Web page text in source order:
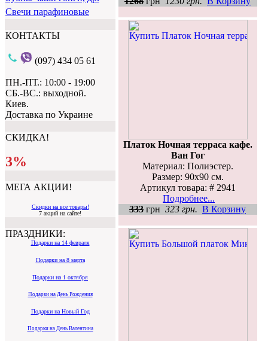
Свечи парафиновые
КОНТАКТЫ
(097) 434 05 61
ПН.-ПТ.: 10:00 - 19:00
СБ.-ВС.: выходной.
Киев.
Доставка по Украине
СКИДКА!
3%
МЕГА АКЦИИ!
Скидки на все товары!
7 акций на сайте!
ПРАЗДНИКИ:
Подарки на 14 февраля
Подарки на 8 марта
Подарки на 1 октября
Подарки на День Рождения
Подарки на Новый Год
Подарки на День Валентина
Платок Ночная терраса кафе.
Ван Гог
Материал: Полиэстер.
Размер: 90х90 см.
Артикул товара: # 2941
Подробнее...
333 грн 323 грн. В Корзину